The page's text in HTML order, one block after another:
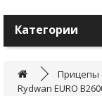
Категории
Прицепы -
Rydwan EURO